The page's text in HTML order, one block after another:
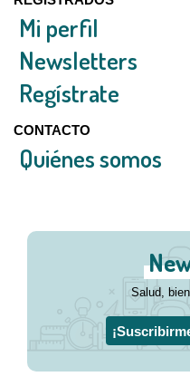
Mi perfil
Newsletters
Regístrate
CONTACTO
Quiénes somos
Salud,